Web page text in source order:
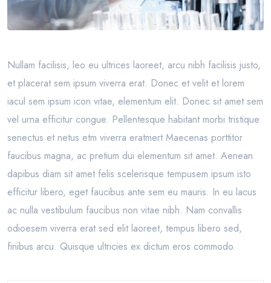
Nullam facilisis, leo eu ultrices laoreet, arcu nibh facilisis justo,
et placerat sem ipsum viverra erat. Donec et velit et lorem
iacul sem ipsum icon vitae, elementum elit. Donec sit amet sem
vel urna efficitur congue. Pellentesque habitant morbi tristique
senectus et netus etm viverra eratmert Maecenas porttitor
faucibus magna, ac pretium dui elementum sit amet. Aenean
dapibus diam sit amet felis scelerisque tempusem ipsum isto
efficitur libero, eget faucibus ante sem eu mauris. In eu lacus
ac nulla vestibulum faucibus non vitae nibh. Nam convallis
odioesem viverra erat sed elit laoreet, tempus libero sed,
finibus arcu. Quisque ultricies ex dictum eros commodo.